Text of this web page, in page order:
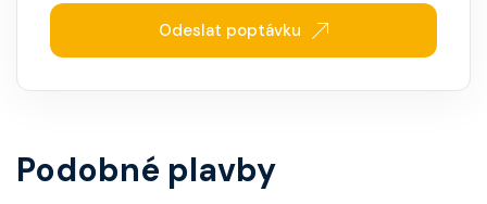
Odeslat poptávku
Podobné plavby